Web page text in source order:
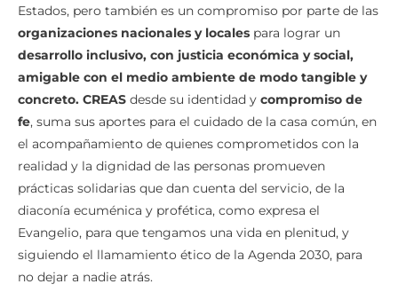
Estados, pero también es un compromiso por parte de las
organizaciones nacionales y locales para lograr un
desarrollo inclusivo, con justicia económica y social,
amigable con el medio ambiente de modo tangible y
concreto. CREAS desde su identidad y compromiso de
fe, suma sus aportes para el cuidado de la casa común, en
el acompañamiento de quienes comprometidos con la
realidad y la dignidad de las personas promueven
prácticas solidarias que dan cuenta del servicio, de la
diaconía ecuménica y profética, como expresa el
Evangelio, para que tengamos una vida en plenitud, y
siguiendo el llamamiento ético de la Agenda 2030, para
no dejar a nadie atrás.